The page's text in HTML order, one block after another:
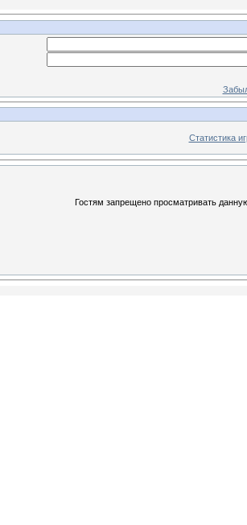
Статистика
Гостям запрещено просматривать